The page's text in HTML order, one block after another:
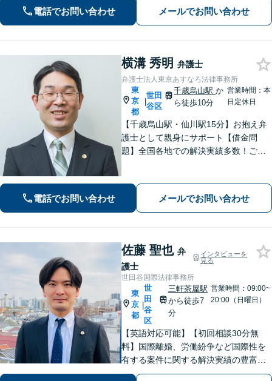
ております【借金問題】迅速な対応で
人生の再出発をサポートします【千歳
電話でお問い合わせ メールでお問い合わせ
横溝 秀明 弁護士
弁護士法人東京あすなろ法律事務所
東
京
都
|
世田
谷区
千歳烏山駅か
ら徒歩10分
営業時間：本
日定休日
【千歳烏山駅・仙川駅15分】お抱え弁
護士として親身にサポート【借金問
題】全国各地での解決実績多数！ご相
【相続・遺言】協議・調停・裁判に幅
広く対応【分割払い対応】【電話相談
電話でお問い合わせ メールでお問い合わせ
佐藤 聖也 弁
護士
インタビューを
見る
世田谷国際法律事務所
東
京
都
|
世
田
谷
区
三軒茶屋駅
から徒歩7
分
営業時間：09:00~
20:00（日曜日）
【英語対応可能】【初回相談30分無
料】国際離婚、労働紛争など国際性を
有する案件に関する解決実績の豊富な
弁護士が丁寧に対応いたします【夜